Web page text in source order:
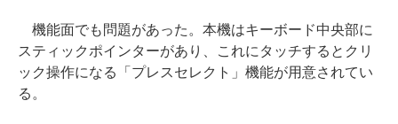
機能面でも問題があった。本機はキーボード中央部に
スティックポインターがあり、これにタッチするとクリ
ック操作になる「プレスセレクト」機能が用意されてい
る。